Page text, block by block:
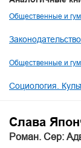
Общественные и
Общественные и
Социология.
Слава
Роман. Сер: